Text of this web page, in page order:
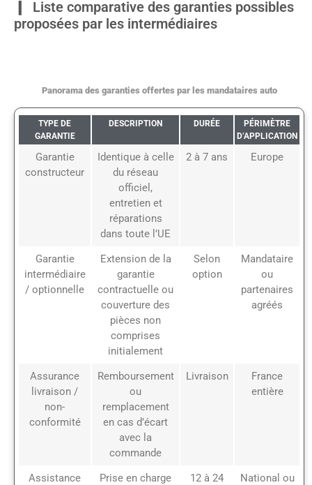
Liste comparative des garanties possibles
proposées par les intermédiaires
Panorama des garanties offertes par les mandataires auto
TYPE DE
GARANTIE
DESCRIPTION DURÉE
PÉRIMÈTRE
D’APPLICATION
Garantie
constructeur
Identique à celle
du réseau
officiel,
entretien et
réparations
dans toute l’UE
2 à 7 ans Europe
Garantie
intermédiaire
/ optionnelle
Extension de la
garantie
contractuelle ou
couverture des
pièces non
comprises
initialement
Selon
option
Mandataire
ou
partenaires
agréés
Assurance
livraison /
non-
conformité
Remboursement
ou
remplacement
en cas d’écart
avec la
commande
Livraison
France
entière
Assistance
Prise en charge
12 à 24
National ou